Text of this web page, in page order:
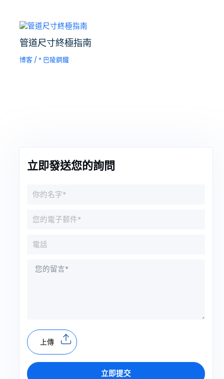
管道尺寸終極指南
博客 / * 巴陵鋼鐵
立即發送您的詢問
上傳
立即提交